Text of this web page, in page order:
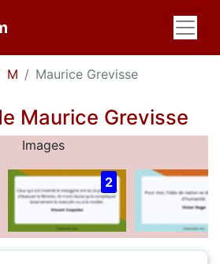
M Maurice Grevisse
Maurice Grevisse
Images
2